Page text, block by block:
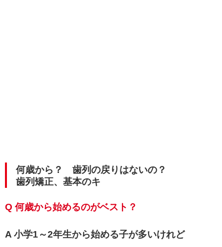
何歳から？ 歯列の戻りはないの？
歯列矯正、基本のキ
Q 何歳から始めるのがベスト？
A 小学1～2年生から始める子が多いけれど